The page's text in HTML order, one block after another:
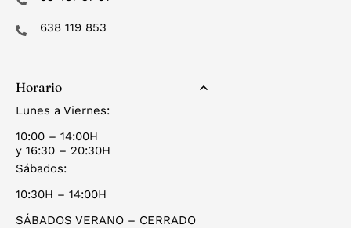
638 119 853
Horario
Lunes a Viernes:
10:00 – 14:00H
y 16:30 – 20:30H
Sábados:
10:30H – 14:00H
SÁBADOS VERANO – CERRADO